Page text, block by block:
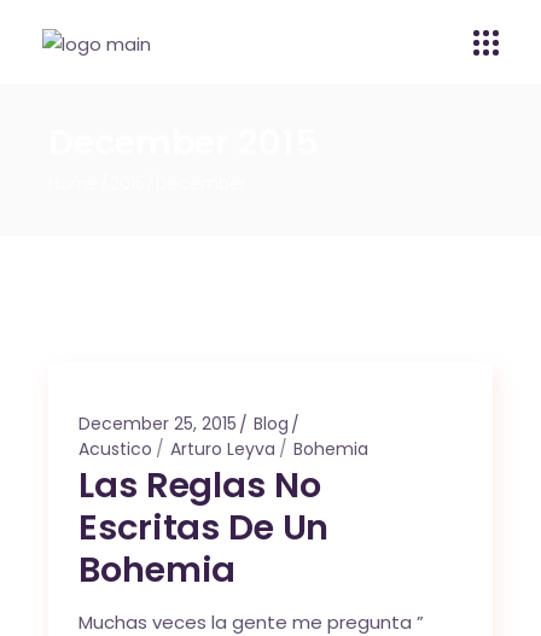
December 25, 2015
Blog
Acustico
Arturo Leyva Bohemia
Las Reglas No
Escritas De Un
Bohemia
Muchas veces la gente me pregunta ”